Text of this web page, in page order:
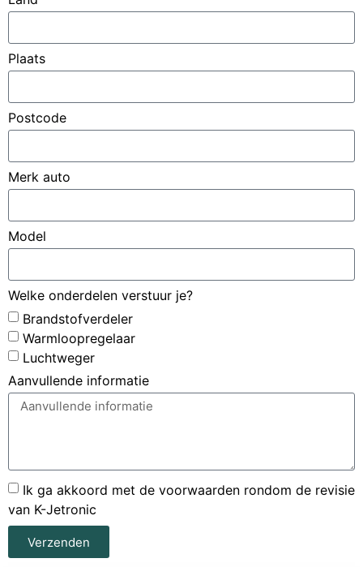
Plaats
Postcode
Merk auto
Model
Welke onderdelen verstuur je?
Brandstofverdeler
Warmloopregelaar
Luchtweger
Aanvullende informatie
Ik ga akkoord met de voorwaarden rondom de revisie
van K-Jetronic
Verzenden